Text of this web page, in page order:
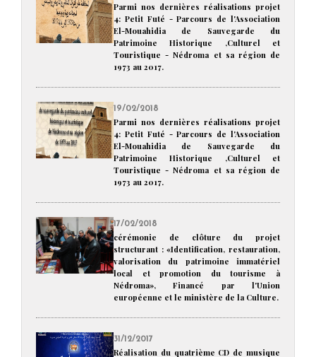
Parmi nos dernières réalisations projet
4: Petit Futé - Parcours de l'Association
El-Mouahidia de Sauvegarde du
Patrimoine Historique ,Culturel et
Touristique - Nédroma et sa région de
1973 au 2017.
19/02/2018
Parmi nos dernières réalisations projet
4: Petit Futé - Parcours de l'Association
El-Mouahidia de Sauvegarde du
Patrimoine Historique ,Culturel et
Touristique - Nédroma et sa région de
1973 au 2017.
17/02/2018
cérémonie de clôture du projet
structurant : «Identification, restauration,
valorisation du patrimoine immatériel
local et promotion du tourisme à
Nédroma», Financé par l'Union
européenne et le ministère de la Culture.
31/12/2017
Réalisation du quatrième CD de musique